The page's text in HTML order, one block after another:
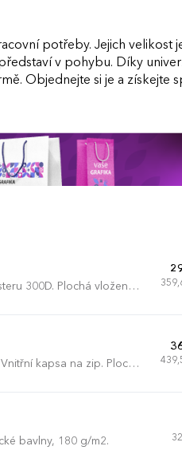
potřeby. Jejich velikost
v pohybu. Díky
Objednejte si je a získejte
300D. Plochá vložená
kapsa na zip. Plochá
bavlny, 180 g/m2.